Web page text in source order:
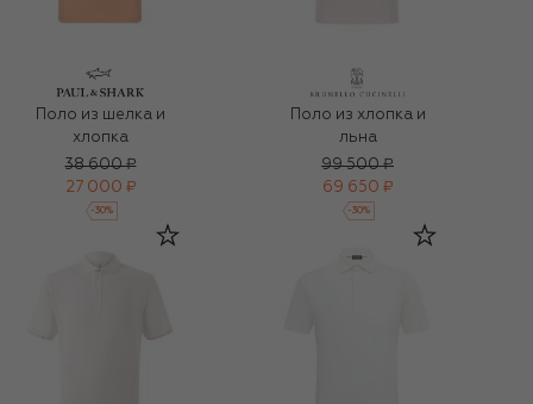
Поло из шелка и
хлопка
38 600 ₽
27 000 ₽
-30%
Поло из хлопка и
льна
99 500 ₽
69 650 ₽
-30%